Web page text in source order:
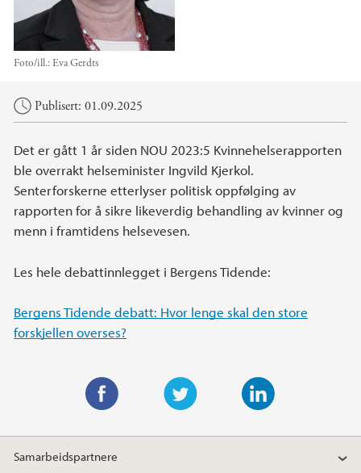
Foto/ill.:Eva Gerdts
Hovedinnhold
Publisert: 01.09.2025
Det er gått 1 år siden NOU 2023:5 Kvinnehelserapporten
ble overrakt helseminister Ingvild Kjerkol.
Senterforskerne etterlyser politisk oppfølging av
rapporten for å sikre likeverdig behandling av kvinner og
menn i framtidens helsevesen.
Les hele debattinnlegget i Bergens Tidende:
Bergens Tidende debatt: Hvor lenge skal den store
forskjellen overses?
w
i
a
c
Samarbeidspartnere